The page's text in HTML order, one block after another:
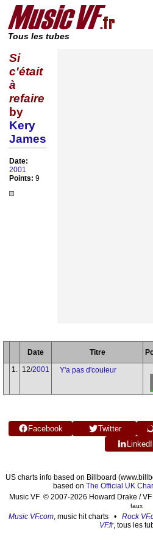
Tous les tubes
Si
c'était
à
refaire
by
Kery
James
Date:
2001
Points: 9
Date Titre
1.
12/2001 Y'a pas d'couleur
Facebook Twitter
US charts info based on Billboard
based on The Official UK
Music VF © 2007-2026 Howard Drake /
faux
Music VF.com , music hit charts • Rock
VF.fr, tous les